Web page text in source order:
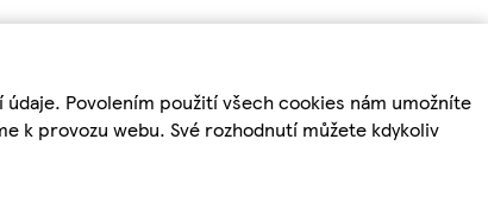
Povolením použití všech cookies nám umožníte
k provozu webu. Své rozhodnutí můžete kdykoliv